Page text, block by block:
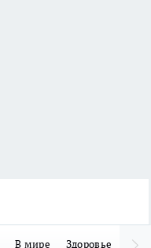
В мире Здоровье